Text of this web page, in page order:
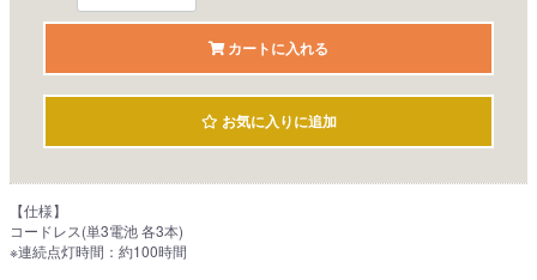
カートに入れる
お気に入りに追加
【仕様】
コードレス(単3電池 各3本)
※連続点灯時間：約100時間